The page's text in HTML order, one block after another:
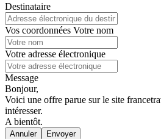
Destinataire
Vos coordonnées Votre nom
Votre adresse électronique
Message
Bonjour,
Voici une offre parue sur le site
intéresser.
A bientôt.
Annuler